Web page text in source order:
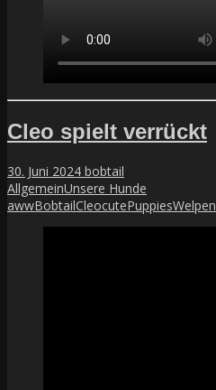
Cleo spielt verrückt
30. Juni 2024 bobtail
AllgemeinUnsere Hunde
awwBobtailCleocutePuppiesWelpen